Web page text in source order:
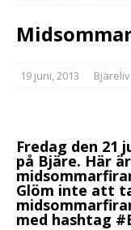
19 juni, 2013 Bjäreliv
Fredag den 21
på Bjäre. Här
Glöm inte att
med hashtag